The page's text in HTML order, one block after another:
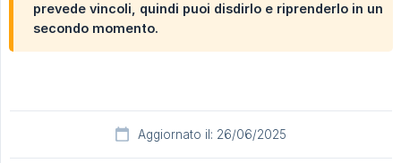
prevede vincoli, quindi puoi disdirlo e riprenderlo in un
secondo momento.
Aggiornato il: 26/06/2025